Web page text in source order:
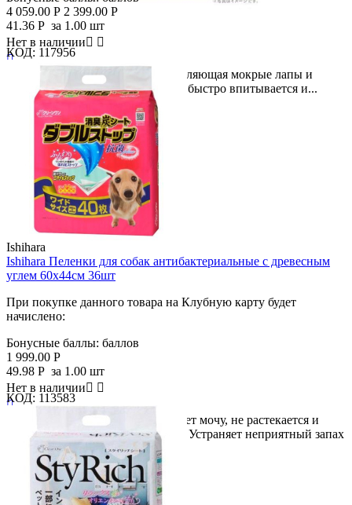
4 059.00 Р 2 399.00 Р
41.36 Р за 1.00 шт
Нет в наличии 

Пеленка для мелких собак, подавляющая мокрые лапы и
запахи. Двойная структура листа быстро впитывается и...
КОД: 117956
Ishihara
Ishihara Пеленки для собак антибактериальные с древесным
углем 60х44см 36шт
При покупке данного товара на Клубную карту будет
начислено:
Бонусные баллы: баллов
1 999.00 Р
49.98 Р за 1.00 шт
Нет в наличии 

● Двойной слой быстро впитывает мочу, не растекается и
предотвращает намокание лап! ● Устраняет неприятный запах
КОД: 113583